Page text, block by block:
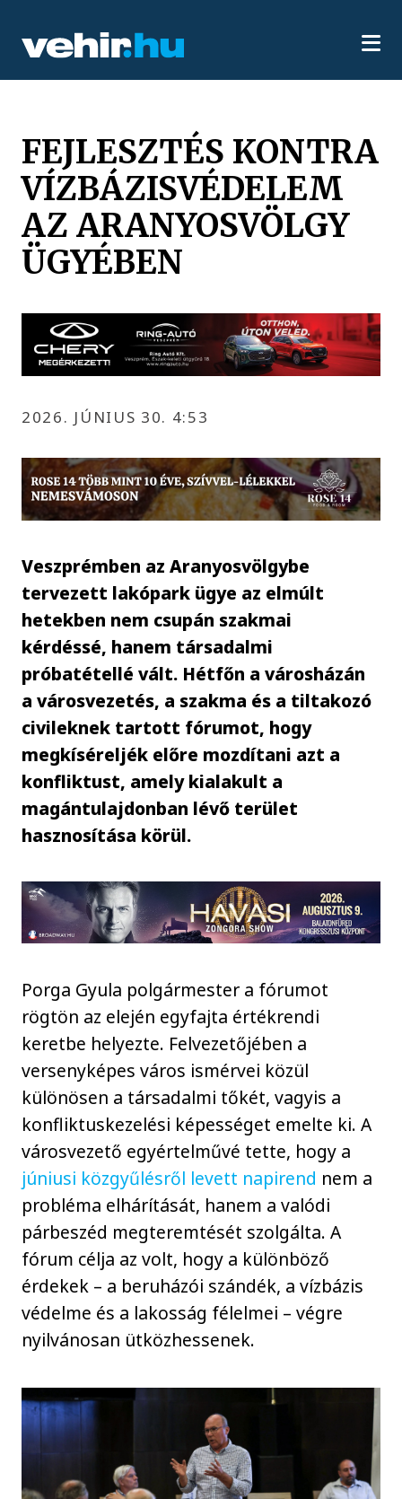
FEJLESZTÉS KONTRA
VÍZBÁZISVÉDELEM
AZ ARANYOSVÖLGY
ÜGYÉBEN
2026. JÚNIUS 30. 4:53
Veszprémben az Aranyosvölgybe
tervezett lakópark ügye az elmúlt
hetekben nem csupán szakmai
kérdéssé, hanem társadalmi
próbatétellé vált. Hétfőn a városházán
a városvezetés, a szakma és a tiltakozó
civileknek tartott fórumot, hogy
megkíséreljék előre mozdítani azt a
konfliktust, amely kialakult a
magántulajdonban lévő terület
hasznosítása körül.
Porga Gyula polgármester a fórumot
rögtön az elején egyfajta értékrendi
keretbe helyezte. Felvezetőjében a
versenyképes város ismérvei közül
különösen a társadalmi tőkét, vagyis a
konfliktuskezelési képességet emelte ki. A
városvezető egyértelművé tette, hogy a
júniusi közgyűlésről levett napirend nem a
probléma elhárítását, hanem a valódi
párbeszéd megteremtését szolgálta. A
fórum célja az volt, hogy a különböző
érdekek – a beruházói szándék, a vízbázis
védelme és a lakosság félelmei – végre
nyilvánosan ütközhessenek.